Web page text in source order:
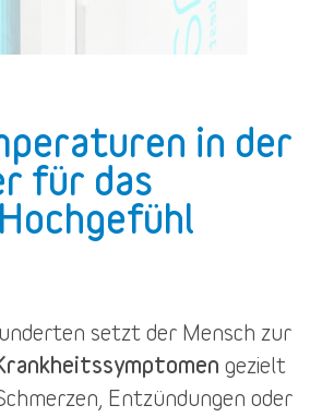
in der
für das
setzt der Mensch zur
gezielt
Entzündungen oder